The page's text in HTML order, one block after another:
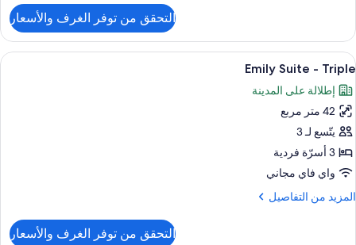
غرفة
مزدوجة
عادية
سرير
مزدوج
التحقق من توفر الغرف والأسعار
استعراض
جميع
صور
Emily
Suite
-
Triple
أغطية فراش متميزة وألحفة محشوة
6
Emily Suite - Triple
إطلالة على المدينة
42 متر مربع
يتّسع لـ 3
3 أسرّة فردية
واي فاي مجاني
المزيد من التفاصيل
المزيد
التحقق من توفر الغرف والأسعار